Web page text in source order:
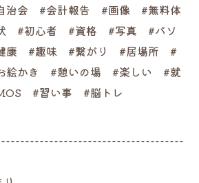
治会 #会計報告 #画像 #無料体
#初心者 #資格 #写真 #パソ
康 #趣味 #繋がり #居場所 #
かき #憩いの場 #楽しい #就
#習い事 #脳トレ